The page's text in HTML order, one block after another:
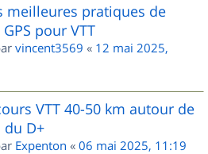
meilleures pratiques de
pour VTT
vincent3569 « 12 mai 2025,
VTT 40-50 km autour de
du D+
Expenton « 06 mai 2025, 11:19